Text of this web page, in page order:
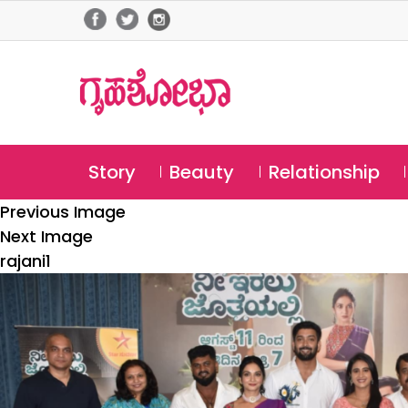
Story Beauty Relationship
Previous Image
Next Image
rajani1